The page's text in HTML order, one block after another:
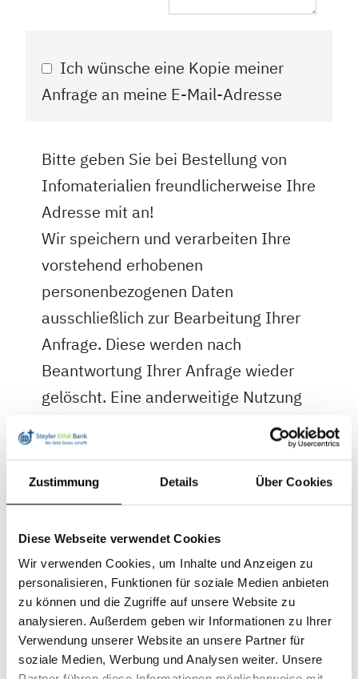
Zustimmung Details Über Cookies
Diese Webseite verwendet Cookies
Wir verwenden Cookies, um Inhalte und Anzeigen zu
personalisieren, Funktionen für soziale Medien anbieten
zu können und die Zugriffe auf unsere Website zu
analysieren. Außerdem geben wir Informationen zu Ihrer
Verwendung unserer Website an unsere Partner für
soziale Medien, Werbung und Analysen weiter. Unsere
Ich wünsche eine Kopie meiner
Anfrage an meine E-Mail-Adresse
Bitte geben Sie bei Bestellung von
Infomaterialien freundlicherweise Ihre
Adresse mit an!
Wir speichern und verarbeiten Ihre
vorstehend erhobenen
personenbezogenen Daten
ausschließlich zur Bearbeitung Ihrer
Anfrage. Diese werden nach
Beantwortung Ihrer Anfrage wieder
gelöscht. Eine anderweitige Nutzung
Hiermit bestätige ich, dass ich die
und akzeptiert habe.
Anhang